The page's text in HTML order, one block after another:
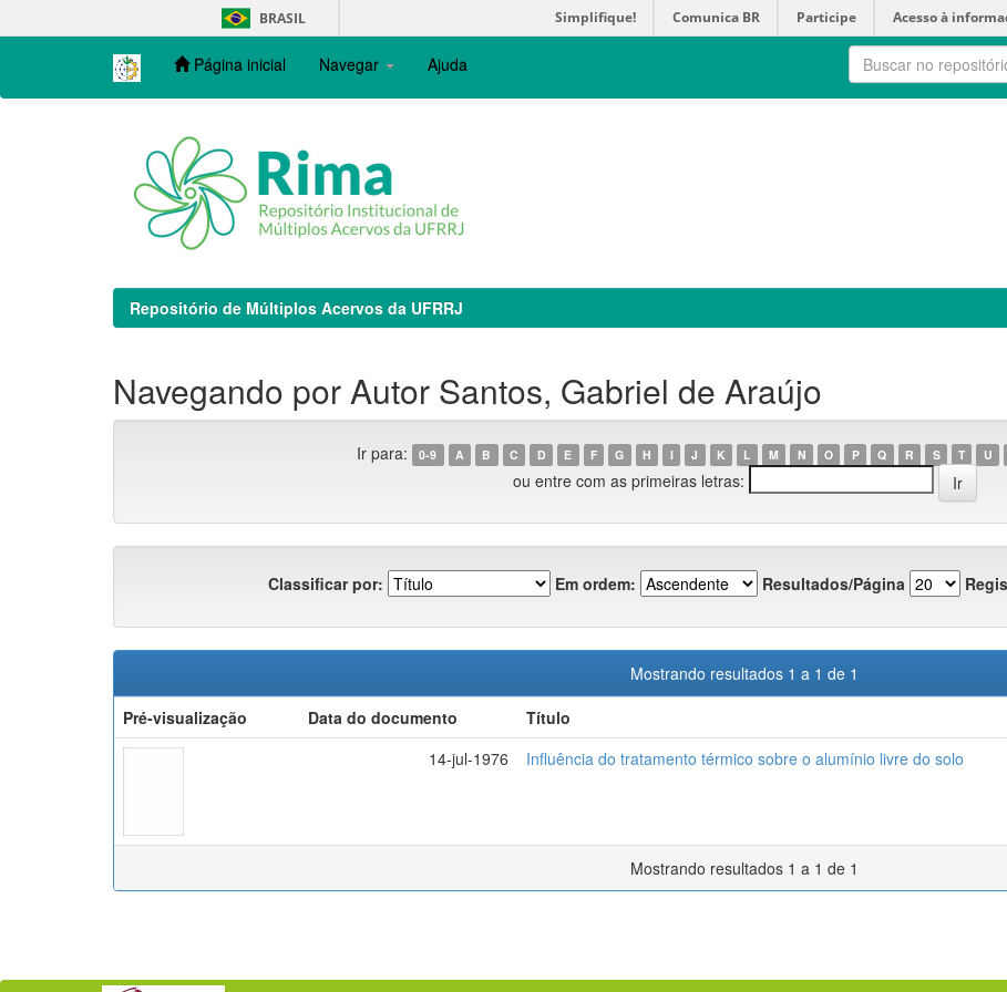
navigation
BRASIL Simplifique! Comunica BR Participe Acesso à
Página inicial Navegar Ajuda
Repositório de Múltiplos Acervos da UFRRJ
Navegando por Autor Santos, Gabriel de Araújo
Ir para: 0-9 A B C D E F G H I J K L M N O P Q R S T U
ou entre com as primeiras letras:
Classificar por: Em ordem: Resultados/Página
Mostrando resultados 1 a 1 de 1
Pré-visualização
Data do documento Título
14-jul-1976
Influência do tratamento térmico sobre o alumínio livre do solo
Mostrando resultados 1 a 1 de 1